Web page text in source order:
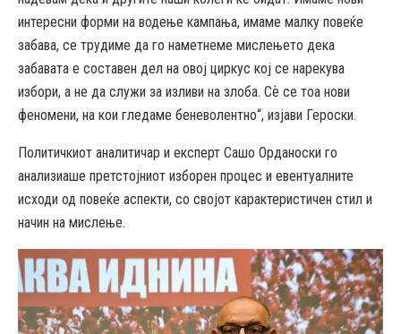
интересни форми на водење кампања, имаме малку повеќе
забава, се трудиме да го наметнеме мислењето дека
забавата е составен дел на овој циркус кој се нарекува
избори, а не да служи за изливи на злоба. Сѐ се тоа нови
феномени, на кои гледаме беневолентно“, изјави Героски.
Политичкиот аналитичар и експерт Сашо Орданоски го
анализиаше претстојниот изборен процес и евентуалните
исходи од повеќе аспекти, со својот карактеристичен стил и
начин на мислење.